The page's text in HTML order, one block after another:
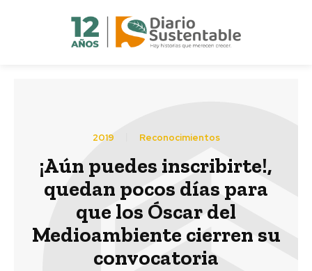
2019 Reconocimientos
¡Aún puedes inscribirte!,
quedan pocos días para
que los Óscar del
Medioambiente cierren su
convocatoria